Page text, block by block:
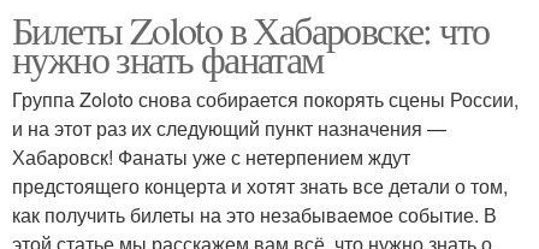
Билеты Zoloto в Хабаровске: что
нужно знать фанатам
Группа Zoloto снова собирается покорять сцены России,
и на этот раз их следующий пункт назначения —
Хабаровск! Фанаты уже с нетерпением ждут
предстоящего концерта и хотят знать все детали о том,
как получить билеты на это незабываемое событие. В